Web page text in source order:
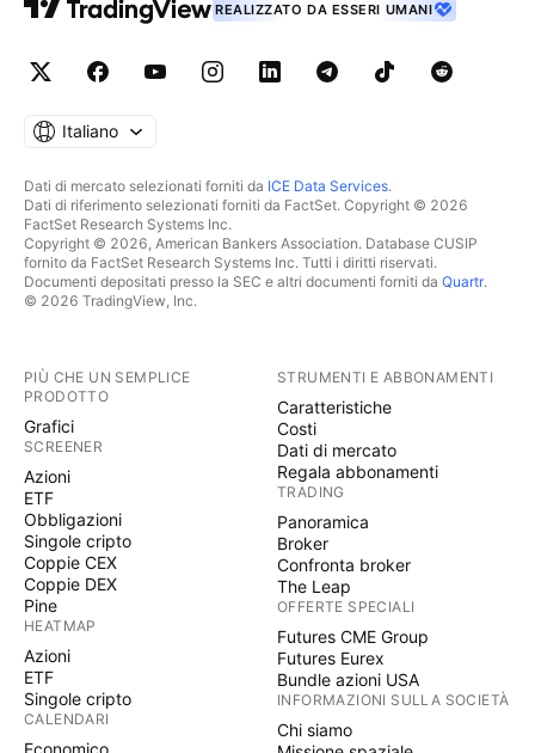
REALIZZATO DA ESSERI UMANI
Italiano
Dati di mercato selezionati forniti da ICE Data Services.
Dati di riferimento selezionati forniti da FactSet. Copyright © 2026
FactSet Research Systems Inc.
Copyright © 2026, American Bankers Association. Database CUSIP
fornito da FactSet Research Systems Inc. Tutti i diritti riservati.
Documenti depositati presso la SEC e altri documenti forniti da Quartr.
© 2026 TradingView, Inc.
PIÙ CHE UN SEMPLICE
PRODOTTO
Grafici
SCREENER
Azioni
ETF
Obbligazioni
Singole cripto
Coppie CEX
Coppie DEX
Pine
HEATMAP
Azioni
ETF
Singole cripto
CALENDARI
Economico
STRUMENTI E ABBONAMENTI
Caratteristiche
Costi
Dati di mercato
Regala abbonamenti
TRADING
Panoramica
Broker
Confronta broker
The Leap
OFFERTE SPECIALI
Futures CME Group
Futures Eurex
Bundle azioni USA
INFORMAZIONI SULLA SOCIETÀ
Chi siamo